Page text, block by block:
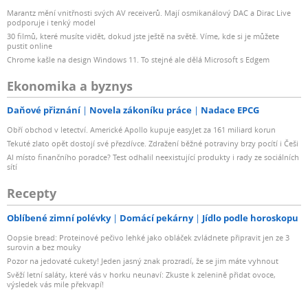
Marantz mění vnitřnosti svých AV receiverů. Mají osmikanálový DAC a Dirac Live
podporuje i tenký model
30 filmů, které musíte vidět, dokud jste ještě na světě. Víme, kde si je můžete
pustit online
Chrome kašle na design Windows 11. To stejné ale dělá Microsoft s Edgem
Ekonomika a byznys
Daňové přiznání Novela zákoníku práce Nadace EPCG
Obří obchod v letectví. Americké Apollo kupuje easyJet za 161 miliard korun
Tekuté zlato opět dostojí své přezdívce. Zdražení běžné potraviny brzy pocítí i Češi
AI místo finančního poradce? Test odhalil neexistující produkty i rady ze sociálních
sítí
Recepty
Oblíbené zimní polévky Domácí pekárny Jídlo podle horoskopu
Oopsie bread: Proteinové pečivo lehké jako obláček zvládnete připravit jen ze 3
surovin a bez mouky
Pozor na jedovaté cukety! Jeden jasný znak prozradí, že se jim máte vyhnout
Svěží letní saláty, které vás v horku neunaví: Zkuste k zelenině přidat ovoce,
výsledek vás mile překvapí!